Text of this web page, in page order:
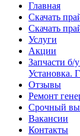
Главная
Скачать
Скачать
Услуги
Акции
Запчасти б/
Установка.
Отзывы
Ремонт
Cрочный
Вакансии
Контакты